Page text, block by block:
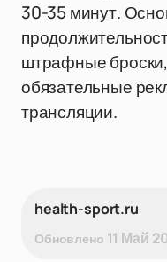
30-35 минут.
штрафные
обязательные
трансляции.
health-sport.ru
Обновлено 11 Май